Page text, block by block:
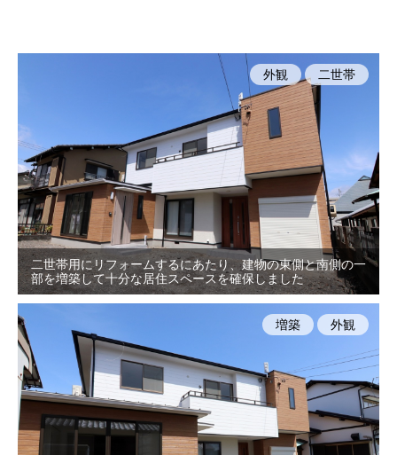
二世帯用にリフォームするにあたり、建物の東側と南側の一
部を増築して十分な居住スペースを確保しました
外観 二世帯
増築 外観